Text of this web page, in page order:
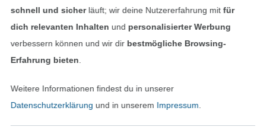
Nederlands
In den niederländischen
Français
In den
schnell und sicherläuft; wir deine Nutzererfahrung mitfür
dich relevanten Inhalten und personalisierter Werbung
verbessern können und wir dir bestmögliche Browsing-
Erfahrung bieten
Weitere Informationen findest du in unserer
Datenschutzerklärung und in unserem Impressum